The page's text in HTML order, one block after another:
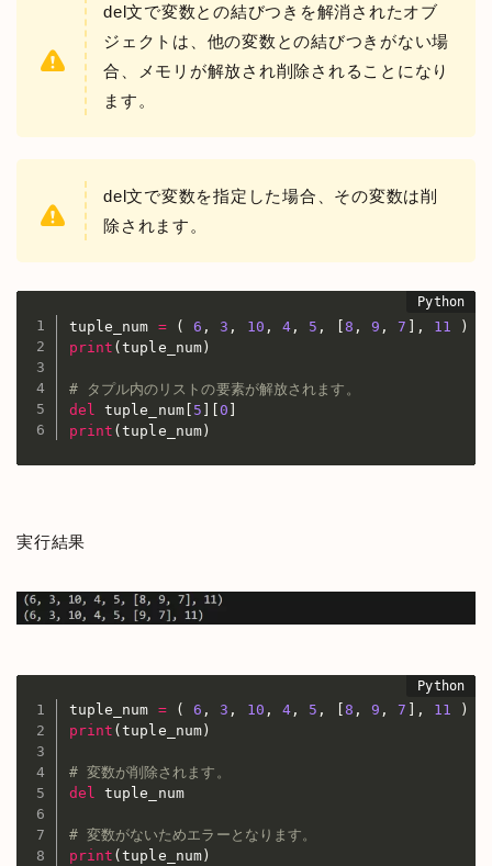
del文で変数との結びつきを解消されたオブ
ジェクトは、他の変数との結びつきがない場
合、メモリが解放され削除されることになり
ます。
del文で変数を指定した場合、その変数は削
除されます。
tuple_num = ( 6 , 3 , 10 , 4 , 5 , [8 , 9 , 7 ] , 11
)
print (tuple_num)
# タプル内のリストの要素が解放されます。
del
tuple_num[ 5 ] [0 ]
print (tuple_num)
実行結果
tuple_num = ( 6 , 3 , 10 , 4 , 5 , 8 , 9 , 7 , 11
)
print (tuple_num )
# 変数が削除されます。
del tuple_num
# 変数がないためエラーとなります。
print (tuple_num )